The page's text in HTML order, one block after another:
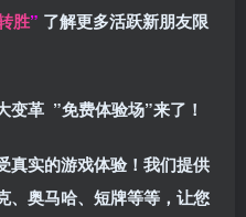
胜” 了解更多活跃新朋友限
变革 ”免费体验场”来了！
真实的游戏体验！我们提供
、奥马哈、短牌等等，让您